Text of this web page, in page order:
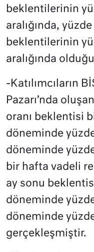
beklentilerinin
aralığında, yüzde
beklentilerinin
aralığında
-Katılımcıların
Pazarı’nda
oranı beklentisi
döneminde
döneminde
bir hafta vadeli
ay sonu
döneminde
döneminde
gerçekleşmiştir.